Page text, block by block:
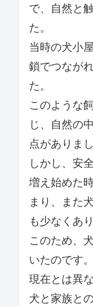
で、自然と
た。
当時の犬小
鎖でつなが
た。
このような
じ、自然の
点がありまし
しかし、安
増え始めた
まり、また
も少なくあ
このため、
いたのです。
現在とは異
犬と家族と